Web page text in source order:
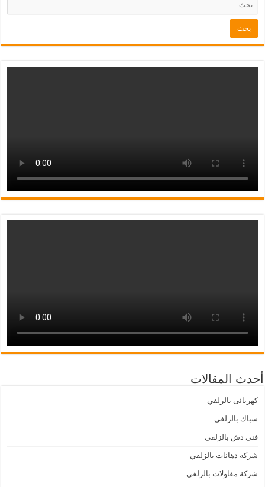
أحدث المقالات
كهربائى بالزلفي
سباك بالزلفي
فني دش بالزلفي
شركة دهانات بالزلفي
شركة مقاولات بالزلفي